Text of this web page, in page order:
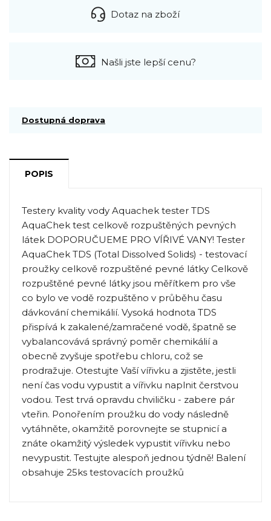
Dotaz na zboží
Našli jste lepší cenu?
Dostupná doprava
POPIS
Testery kvality vody Aquachek tester TDS
AquaChek test celkově rozpuštěných pevných
látek DOPORUČUEME PRO VÍŘIVÉ VANY! Tester
AquaChek TDS (Total Dissolved Solids) - testovací
proužky celkově rozpuštěné pevné látky Celkově
rozpuštěné pevné látky jsou měřítkem pro vše
co bylo ve vodě rozpuštěno v průběhu času
dávkování chemikálií. Vysoká hodnota TDS
přispívá k zakalené/zamračené vodě, špatně se
vybalancovává správný poměr chemikálií a
obecně zvyšuje spotřebu chloru, což se
prodražuje. Otestujte Vaší vířivku a zjistěte, jestli
není čas vodu vypustit a vířivku naplnit čerstvou
vodou. Test trvá opravdu chviličku - zabere pár
vteřin. Ponořením proužku do vody následně
vytáhněte, okamžitě porovnejte se stupnicí a
znáte okamžitý výsledek vypustit vířivku nebo
nevypustit. Testujte alespoň jednou týdně! Balení
obsahuje 25ks testovacích proužků